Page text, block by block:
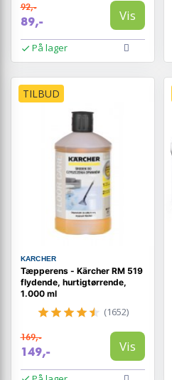
92,-
89,- Vis
På lager
TILBUD
KARCHER
Tæpperens - Kärcher RM 519
flydende, hurtigtørrende,
1.000 ml
(1652)
169,-
149,- Vis